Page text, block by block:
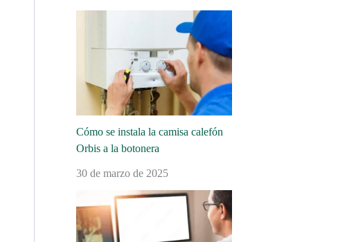
Cómo se instala la camisa calefón
Orbis a la botonera
30 de marzo de 2025